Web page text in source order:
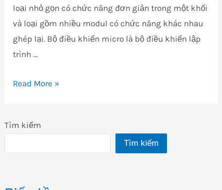
Tìm kiếm
Tìm kiếm
loại nhỏ gọn có chức năng đơn giản trong một khối
và loại gồm nhiều modul có chức năng khác nhau
ghép lại. Bộ điều khiển micro là bộ điều khiển lập
trình …
Bộ
PLC
Read More »